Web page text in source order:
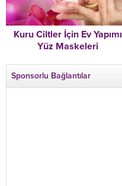
Kuru Ciltler İçin Ev Yapımı
Yüz Maskeleri
Sponsorlu Bağlantılar